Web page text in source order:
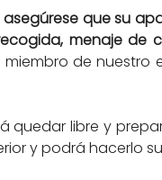
asegúrese que su
menaje de
miembro de
libre y
y podrá hacerlo